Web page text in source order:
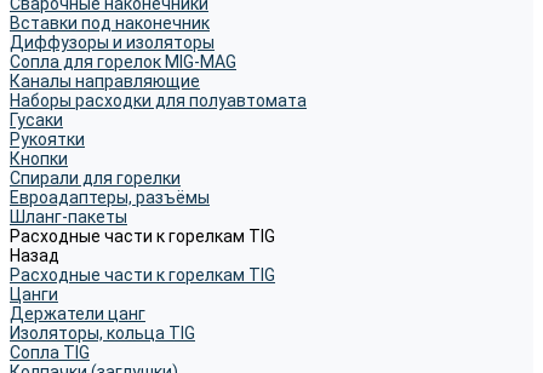
Вставки под наконечник
Диффузоры и изоляторы
Сопла для горелок MIG-MAG
Каналы направляющие
Наборы расходки для полуавтомата
Гусаки
Рукоятки
Кнопки
Спирали для горелки
Евроадаптеры, разъёмы
Шланг-пакеты
Расходные части к горелкам TIG
Назад
Расходные части к горелкам TIG
Цанги
Держатели цанг
Изоляторы, кольца TIG
Сопла TIG